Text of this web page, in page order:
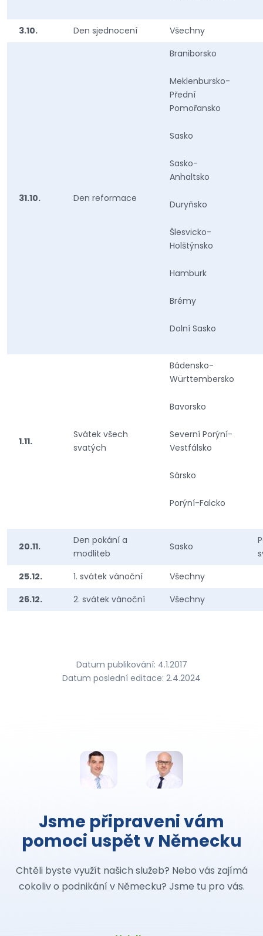
3.10. Den sjednocení Všechny
31.10. Den reformace
Braniborsko
Meklenbursko-
Přední
Pomořansko
Sasko
Sasko-
Anhaltsko
Duryňsko
Šlesvicko-
Holštýnsko
Hamburk
Brémy
Dolní Sasko
1.11.
Svátek všech
svatých
Bádensko-
Württembersko
Bavorsko
Severní Porýní-
Vestfálsko
Sársko
Porýní-Falcko
20.11.
Den pokání a
modliteb
Sasko
25.12.
1. svátek vánoční
Všechny
26.12.
2. svátek vánoční Všechny
Datum publikování: 4.1.2017
Datum poslední editace: 2.4.2024
Jsme připraveni vám
pomoci uspět v Německu
Chtěli byste využít našich služeb? Nebo vás zajímá
cokoliv o podnikání v Německu? Jsme tu pro vás.